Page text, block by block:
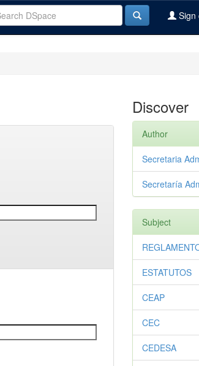
Sign
Discover
Author
Secretaria
Secretaría
Subject
ESTATUTOS
CEAP
CEC
CEDESA